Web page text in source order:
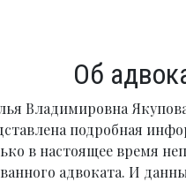
Об
Владимировна
подробная
в настоящее время
адвоката. И